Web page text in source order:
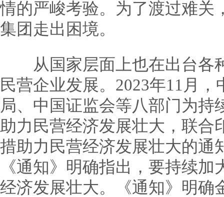
情的严峻考验。为了渡过难关
集团走出困境。
从国家层面上也在出台各
民营企业发展。2023年11月
局、中国证监会等八部门为持
助力民营经济发展壮大，联合
措助力民营经济发展壮大的通
《通知》明确指出，要持续
经济发展壮大。《通知》明确